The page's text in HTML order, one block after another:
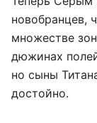
новобранцев,
множестве
дюжинах
но сыны
достойно.